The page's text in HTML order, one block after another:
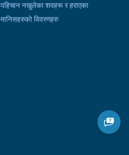
पहिचान नखुलेका शवहरू र हराएका
मानिसहरुको विवरणहरु